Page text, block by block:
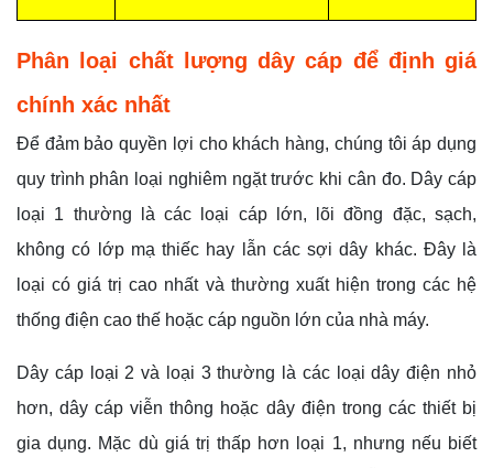
Phân loại chất lượng dây cáp để định giá
chính xác nhất
Để đảm bảo quyền lợi cho khách hàng, chúng tôi áp dụng
quy trình phân loại nghiêm ngặt trước khi cân đo. Dây cáp
loại 1 thường là các loại cáp lớn, lõi đồng đặc, sạch,
không có lớp mạ thiếc hay lẫn các sợi dây khác. Đây là
loại có giá trị cao nhất và thường xuất hiện trong các hệ
thống điện cao thế hoặc cáp nguồn lớn của nhà máy.
Dây cáp loại 2 và loại 3 thường là các loại dây điện nhỏ
hơn, dây cáp viễn thông hoặc dây điện trong các thiết bị
gia dụng. Mặc dù giá trị thấp hơn loại 1, nhưng nếu biết